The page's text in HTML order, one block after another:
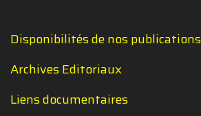
Disponibilités de nos publications
Archives Editoriaux
Liens documentaires